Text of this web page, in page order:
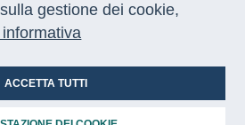
in Regione Campania
consolidato nelle azioni
si realizzano sul territorio, è
servizi per l’impiego, nella
di apprendimento duale
gestione dei cookie,
ACCETTA TUTTI